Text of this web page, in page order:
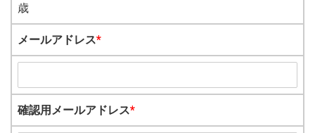
歳
メールアドレス*
確認用メールアドレス*